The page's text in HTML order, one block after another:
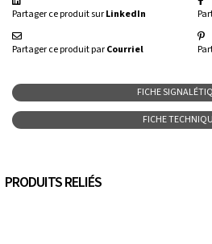
Partager ce produit surLinkedIn
Partager ce produit parCourriel
FICHE
FICHE
PRODUITS RELIÉS